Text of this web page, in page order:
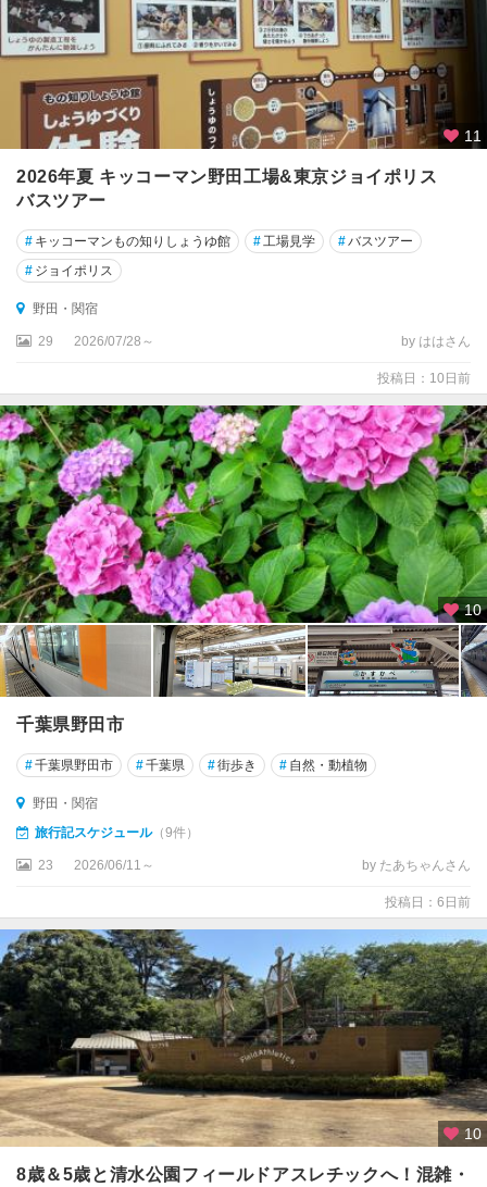
浦
安
野
松
戸
・
橋
野
田
関
柏
・
流
山
松
戸
市
川
船
橋
・
志
我
鎌
ヶ
谷
・
印
八
千
代
千
11
2026年夏 キッコーマン野田工場&東京ジョイポリス
バスツアー
# キッコーマンもの知りしょうゆ館 #工場見学 #バスツアー
# ジョイポリス
野田・関宿
29 2026/07/28～ by ははさん
投稿日：10日前
10
千葉県野田市
#千葉県野田市 #千葉県 #街歩き # 自然・動植物
野田・関宿
旅行記スケジュール（9件）
23 2026/06/11～ by たあちゃんさん
投稿日：6日前
10
8歳＆5歳と清水公園フィールドアスレチックへ！混雑・